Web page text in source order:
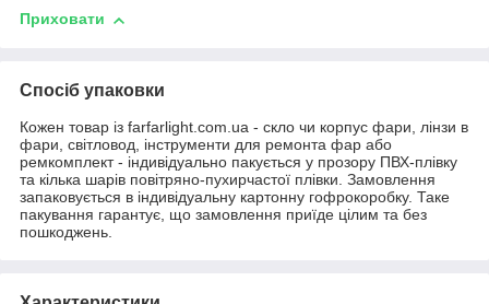
Приховати
Спосіб упаковки
Кожен товар із farfarlight.com.ua - скло чи корпус фари, лінзи в
фари, світловод, інструменти для ремонта фар або
ремкомплект - індивідуально пакується у прозору ПВХ-плівку
та кілька шарів повітряно-пухирчастої плівки. Замовлення
запаковується в індивідуальну картонну гофрокоробку. Таке
пакування гарантує, що замовлення приїде цілим та без
пошкоджень.